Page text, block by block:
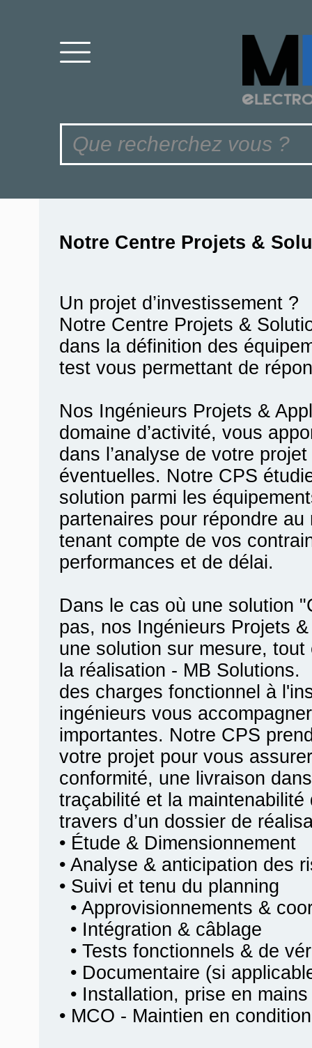
Notre Centre Projets &
Un projet d’investissement ?
Notre Centre Projets &
dans la définition des
test vous permettant de
Nos Ingénieurs Projets &
domaine d’activité, vous
dans l’analyse de votre
éventuelles. Notre CPS
solution parmi les
partenaires pour répondre
tenant compte de vos
performances et de délai.
Dans le cas où une solution
pas, nos Ingénieurs Projets
une solution sur mesure,
la réalisation - MB
des charges fonctionnel à
ingénieurs vous
importantes. Notre CPS
votre projet pour vous
conformité, une livraison
traçabilité et la
travers d’un dossier de
• Étude & Dimensionnement
• Analyse & anticipation des
• Suivi et tenu du planning
• Approvisionnements &
• Intégration & câblage
• Tests fonctionnels & de
• Documentaire (si
• Installation, prise en
• MCO - Maintien en